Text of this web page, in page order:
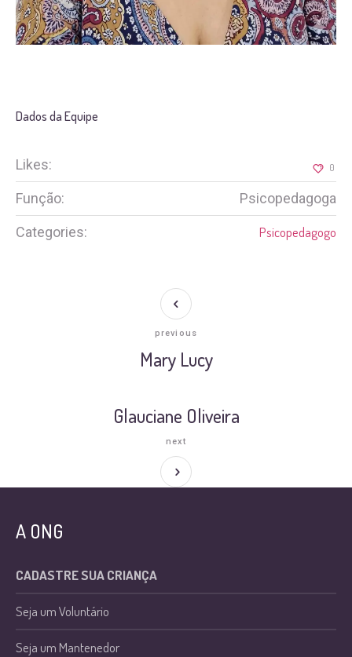
Dados da Equipe
Likes: 0
Função: Psicopedagoga
Categories: Psicopedagogo
Mary Lucy
previous
Glauciane Oliveira
next
A ONG
CADASTRE SUA CRIANÇA
Seja um Voluntário
Seja um Mantenedor